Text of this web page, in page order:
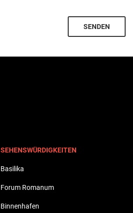
SENDEN
SEHENSWÜRDIGKEITEN
Basilika
Forum Romanum
Binnenhafen